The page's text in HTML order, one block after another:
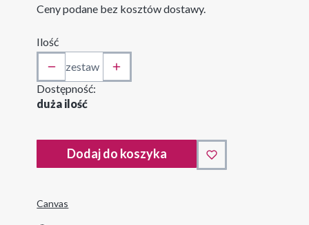
Ceny podane bez kosztów dostawy.
Ilość
zestaw
Dostępność:
duża ilość
Dodaj do koszyka
Canvas